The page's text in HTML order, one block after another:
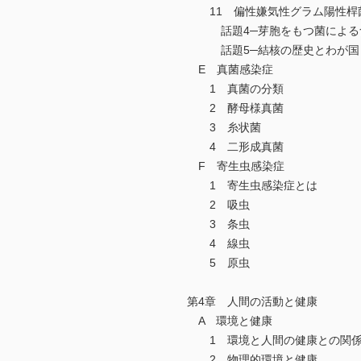
11 偏性嫌気性グラム陽性桿
話題4─芽胞をもつ菌による
話題5─結核の歴史とわが国
E 真菌感染症
1 真菌の分類
2 酵母様真菌
3 糸状菌
4 二形成真菌
F 寄生虫感染症
1 寄生虫感染症とは
2 吸虫
3 条虫
4 線虫
5 原虫
第4章 人間の活動と健康
A 環境と健康
1 環境と人間の健康との関